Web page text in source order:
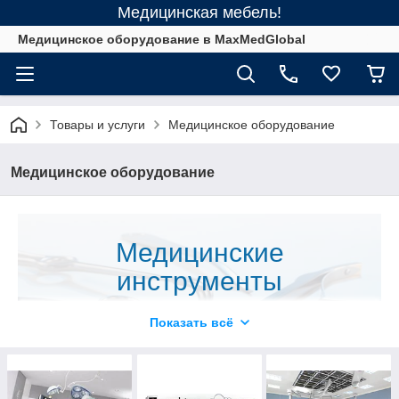
Медицинская мебель!
Медицинское оборудование в MaxMedGlobal
Товары и услуги Медицинское оборудование
Медицинское оборудование
Медицинские
инструменты
серьезный подход к делу. У нас вы сможете
приобрести мед. Оборудование самого высочайшего
Показать всё